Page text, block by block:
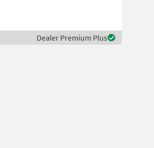
Dealer Premium Plus